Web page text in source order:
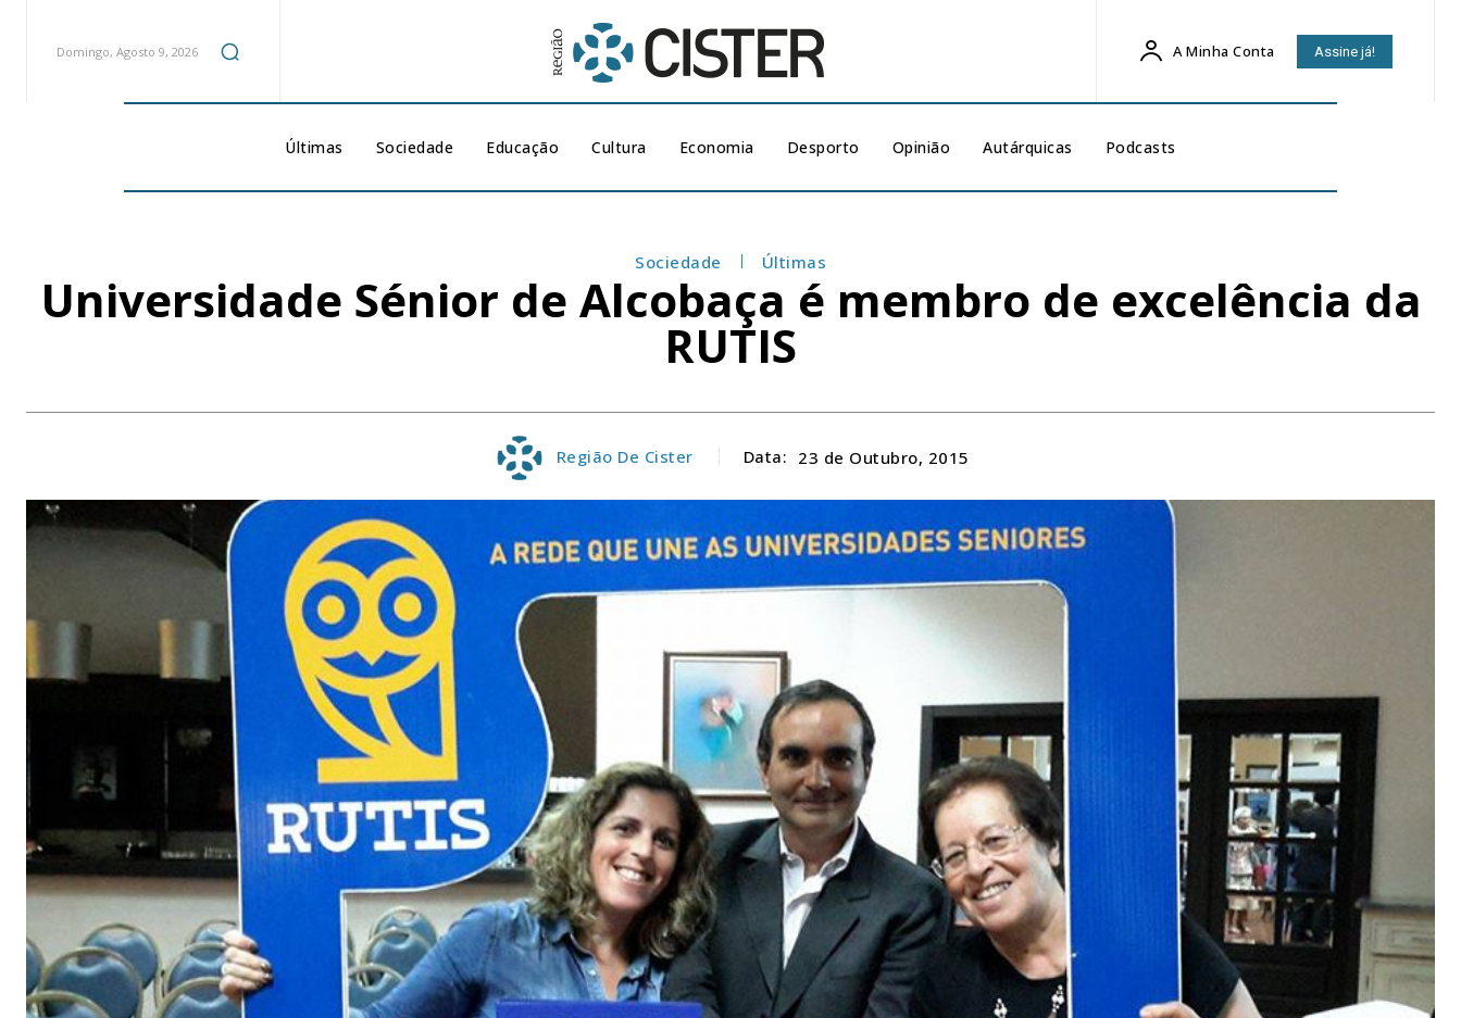
Domingo, Agosto 9, 2026 A Minha Conta Assine já!
Últimas Sociedade Educação Cultura Economia Desporto Opinião Autárquicas Podcasts
Sociedade Últimas
Universidade Sénior de Alcobaça é membro de excelência da
RUTIS
Região De Cister Data: 23 de Outubro, 2015